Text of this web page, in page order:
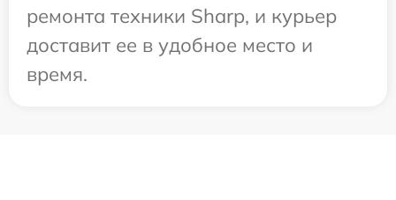
ремонта техники Sharp, и курьер
доставит ее в удобное место и
время.